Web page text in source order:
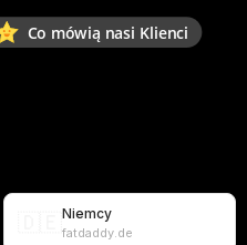
Co mówią nasi Klienci
Niemcy
fatdaddy.de